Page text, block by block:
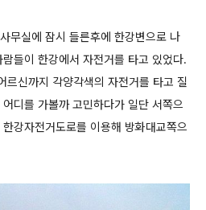
무실에 잠시 들른후에 한강변으로 나
들이 한강에서 자전거를 타고 있었다.
르신까지 각양각색의 자전거를 타고 질
디를 가볼까 고민하다가 일단 서쪽으
강자전거도로를 이용해 방화대교쪽으